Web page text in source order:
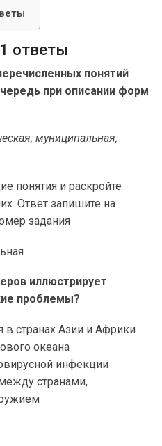
ответы
понятий
при описании форм
муниципальная;
понятия и раскройте
Ответ запишите на
задания
иллюстрирует
проблемы?
в странах Азии и Африки
океана
инфекции
странами,